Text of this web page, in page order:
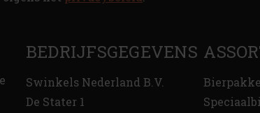
BEDRIJFSGEGEVENS
Swinkels Nederland B.V.
De Stater 1